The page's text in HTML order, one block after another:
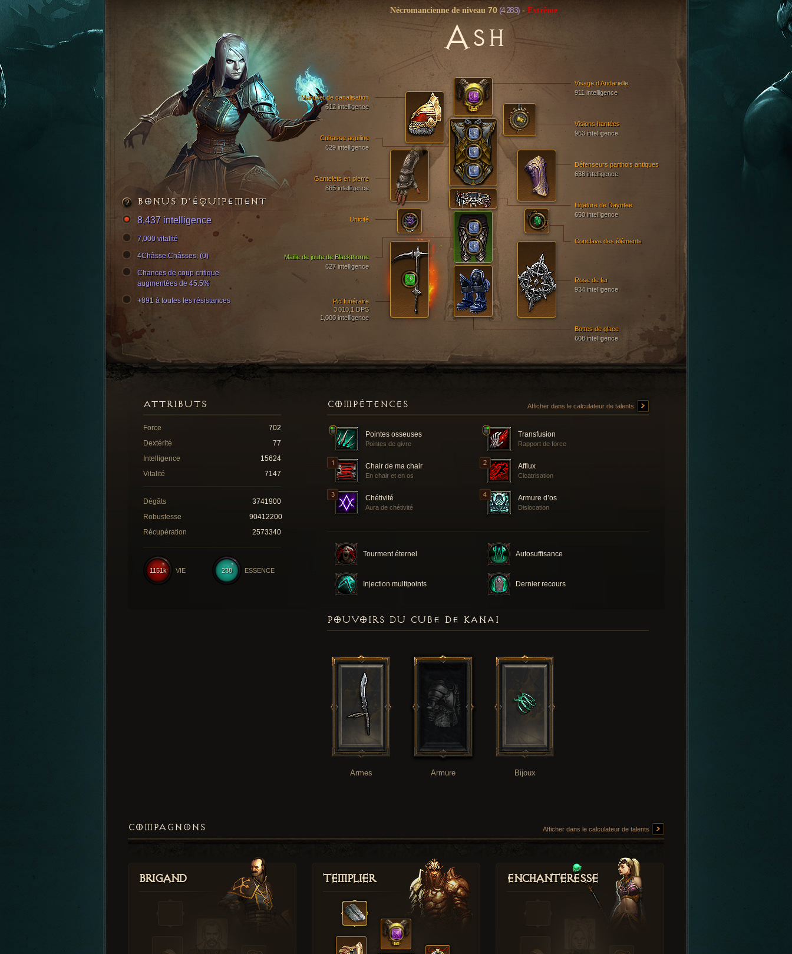
Nécromancienne de niveau 70(4 283) - Extrême
ASH
Visage d’Andarielle
911 intelligence
Cuirasse aquiline
629 intelligence
Bottes de glace
608 intelligence
Gantelets en pierre
865 intelligence
Mantelet de canalisation
612 intelligence
Maille de joute de Blackthorne
627 intelligence
Défenseurs parthois antiques
638 intelligence
Pic funéraire
3 010,1 DPS
1,000 intelligence
Rose de fer
934 intelligence
Ligature de Dayntee
650 intelligence
Conclave des éléments
Unicité
Visions hantées
963 intelligence
BONUS D’ÉQUIPEMENT
8,437 intelligence
7,000 vitalité
4Châsse:Châsses; (0)
Chances de coup critique
augmentées de 45.5%
+891 à toutes les résistances
COMPÉTENCES Afficher dans le calculateur de talents
Pointes osseuses
Pointes de givre
Transfusion
Rapport de force
Chair de ma chair
En chair et en os
Afflux
Cicatrisation
Chétivité
Aura de chétivité
Armure d’os
Dislocation
Tourment éternel Autosuffisance
Injection multipoints Dernier recours
ATTRIBUTS
Force
702
Dextérité
77
Intelligence
15624
Vitalité
7147
Dégâts
3741900
Robustesse
90412200
Récupération
2573340
238 ESSENCE
1151k VIE
POUVOIRS DU CUBE DE KANAI
Armes Armure Bijoux
COMPAGNONS Afficher dans le calculateur de talents
Brigand Templier Enchanteresse